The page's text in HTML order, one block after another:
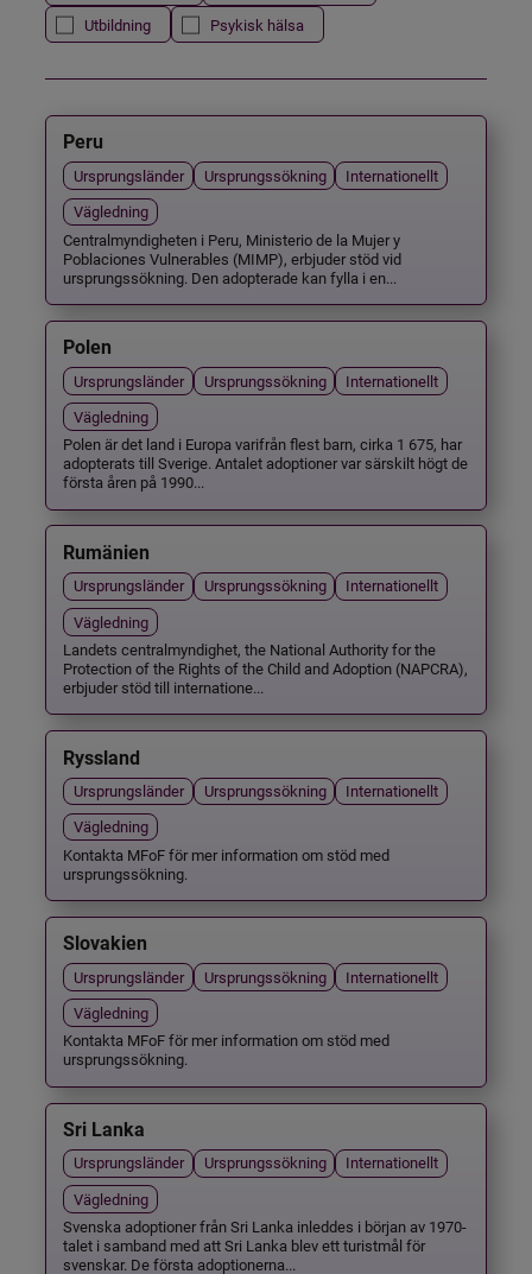
Utbildning
Psykisk hälsa
Peru
Ursprungsländer Ursprungssökning
Internationellt
Vägledning
Centralmyndigheten i Peru, Ministerio de la Mujer y
Poblaciones Vulnerables (MIMP), erbjuder stöd vid
ursprungssökning. Den adopterade kan fylla i en...
Polen
Ursprungsländer Ursprungssökning
Internationellt
Vägledning
Polen är det land i Europa varifrån flest barn, cirka 1 675, har
adopterats till Sverige. Antalet adoptioner var särskilt högt de
första åren på 1990...
Rumänien
Ursprungsländer Ursprungssökning
Internationellt
Vägledning
Landets centralmyndighet, the National Authority for the
Protection of the Rights of the Child and Adoption (NAPCRA),
erbjuder stöd till internatione...
Ryssland
Ursprungsländer Ursprungssökning
Internationellt
Vägledning
Kontakta MFoF för mer information om stöd med
ursprungssökning.
Slovakien
Ursprungsländer Ursprungssökning
Internationellt
Vägledning
Kontakta MFoF för mer information om stöd med
ursprungssökning.
Sri Lanka
Ursprungsländer Ursprungssökning
Internationellt
Vägledning
Svenska adoptioner från Sri Lanka inleddes i början av 1970-
talet i samband med att Sri Lanka blev ett turistmål för
svenskar. De första adoptionerna...